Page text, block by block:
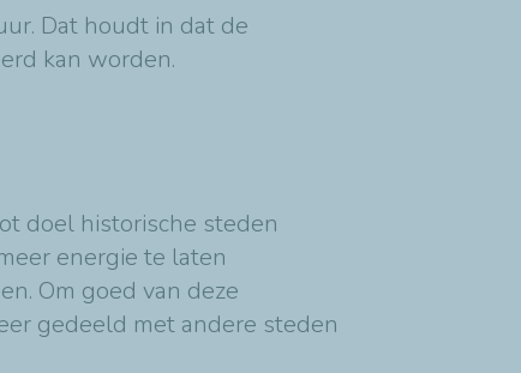
Dat houdt in dat de
kan worden.
doel historische steden
energie te laten
Om goed van deze
gedeeld met andere steden